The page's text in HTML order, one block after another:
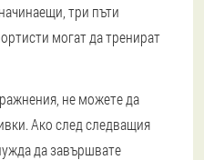
три пъти
могат да тренират
не можете да
Ако след следващия
да завършвате